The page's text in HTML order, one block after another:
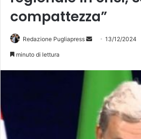
compattezza”
Redazione Pugliapress
Invia 13/12/2024
minuto di lettura